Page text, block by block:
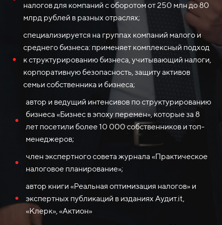
налогов для компаний с оборотом от 250 млн до 80
млрд рублей в разных отраслях;
специализируется на группах компаний малого и
среднего бизнеса: применяет комплексный подход
к структурированию бизнеса, учитывающий налоги,
корпоративную безопасность, защиту активов
семьи собственника и бизнеса;
автор и ведущий интенсивов по структурированию
бизнеса «Бизнес в эпоху перемен», которые за 8
лет посетили более 10 000 собственников и топ-
менеджеров;
член экспертного совета журнала «Практическое
налоговое планирование»;
автор книги «Реальная оптимизация налогов» и
экспертных публикаций в изданиях Аудит.it,
«Клерк», «Актион»